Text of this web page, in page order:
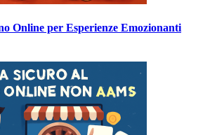
Online per Esperienze Emozionanti